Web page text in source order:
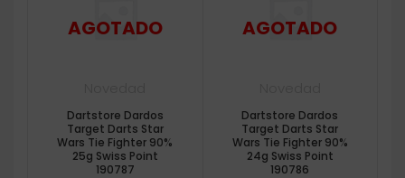
Dartstore Dardos
Target Darts Star
Wars Tie Fighter 90%
25g Swiss Point
190787
Dartstore Dardos
Target Darts Star
Wars Tie Fighter 90%
24g Swiss Point
190786